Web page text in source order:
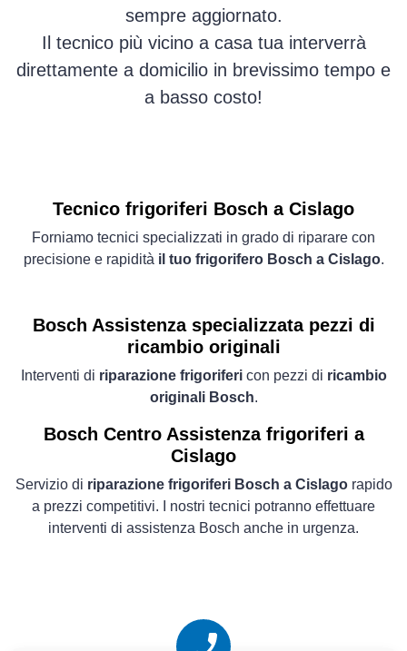
sempre aggiornato.
Il tecnico più vicino a casa tua interverrà
direttamente a domicilio in brevissimo tempo e
a basso costo!
Tecnico frigoriferi Bosch a Cislago
Forniamo tecnici specializzati in grado di riparare con
precisione e rapidità il tuo frigorifero Bosch a Cislago.
Bosch Assistenza specializzata pezzi di
ricambio originali
Interventi di riparazione frigorifericon pezzi di ricambio
originali Bosch.
Bosch Centro Assistenza frigoriferi a
Cislago
Servizio di riparazione frigoriferi Bosch a Cislagorapido
a prezzi competitivi. I nostri tecnici potranno effettuare
interventi di assistenza Bosch anche in urgenza.